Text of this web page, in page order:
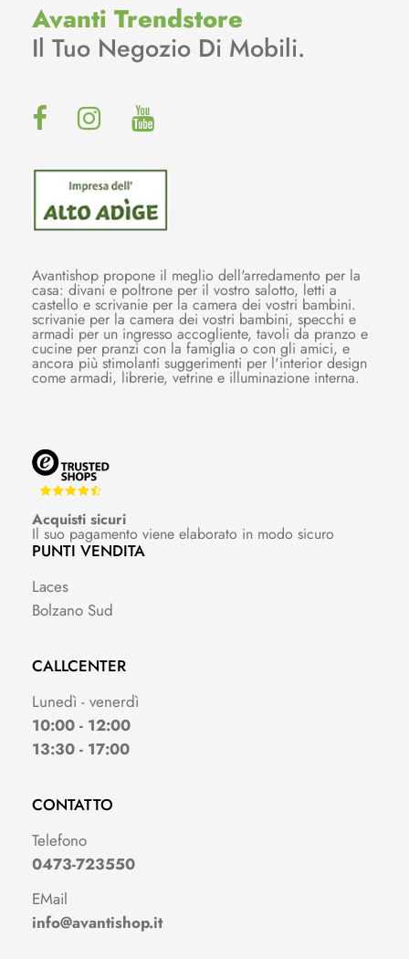
Avanti Trendstore
Il Tuo Negozio Di Mobili.
Avantishop propone il meglio dell'arredamento per la
casa: divani e poltrone per il vostro salotto, letti a
castello e scrivanie per la camera dei vostri bambini.
scrivanie per la camera dei vostri bambini, specchi e
armadi per un ingresso accogliente, tavoli da pranzo e
cucine per pranzi con la famiglia o con gli amici, e
ancora più stimolanti suggerimenti per l'interior design
come armadi, librerie, vetrine e illuminazione interna.
Acquisti sicuri
Il suo pagamento viene elaborato in modo sicuro
PUNTI VENDITA
Laces
Bolzano Sud
CALLCENTER
Lunedì - venerdì
10:00 - 12:00
13:30 - 17:00
CONTATTO
Telefono
0473-723550
EMail
info@avantishop.it